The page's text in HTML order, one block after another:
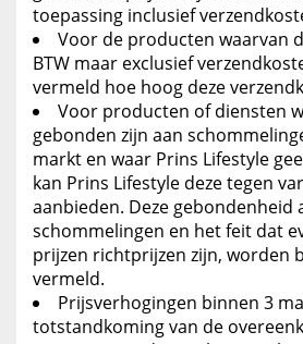
toepassing inclusief
Voor de producten waarvan
BTW maar exclusief
vermeld hoe hoog deze
Voor producten of diensten
gebonden zijn aan
markt en waar Prins Lifestyle
kan Prins Lifestyle deze tegen
aanbieden. Deze gebondenheid
schommelingen en het feit dat
prijzen richtprijzen zijn, worden
vermeld.
Prijsverhogingen binnen 3
totstandkoming van de